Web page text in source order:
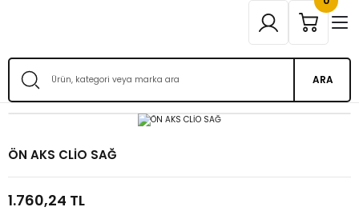
ARA
ÖN AKS CLİO SAĞ
1.760,24 TL